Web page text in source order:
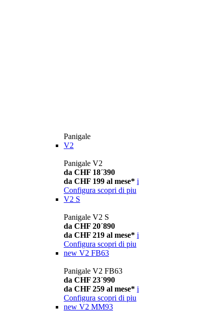
Panigale
V2
Panigale V2
da CHF 18´390
da CHF 199 al mese* i
Configura scopri di piu
V2 S
Panigale V2 S
da CHF 20´890
da CHF 219 al mese* i
Configura scopri di piu
new V2 FB63
Panigale V2 FB63
da CHF 23´990
da CHF 259 al mese* i
Configura scopri di piu
new V2 MM93